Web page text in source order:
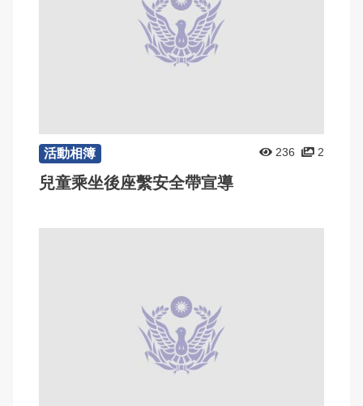
活動相簿 236 2
兒童乘坐後座繫安全帶宣導